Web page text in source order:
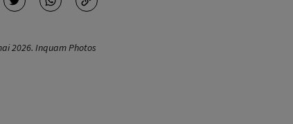
2026. Inquam Photos